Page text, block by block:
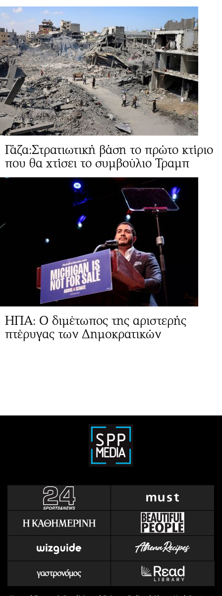
Γάζα:Στρατιωτική βάση το πρώτο κτίριο
που θα χτίσει το συμβούλιο Τραμπ
ΗΠΑ: Ο διμέτωπος της αριστερής
πτέρυγας των Δημοκρατικών